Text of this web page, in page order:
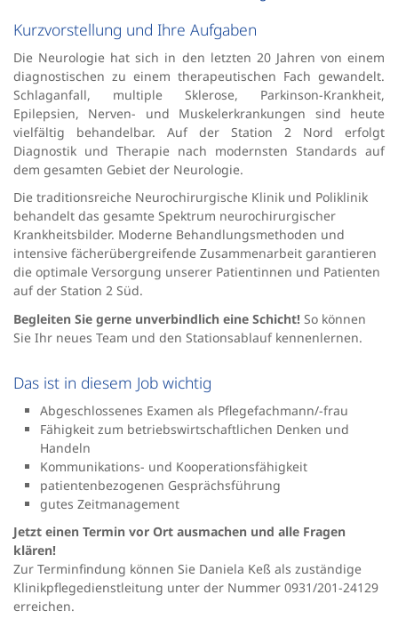
Kurzvorstellung und Ihre Aufgaben
Die Neurologie hat sich in den letzten 20 Jahren von einem
diagnostischen zu einem therapeutischen Fach gewandelt.
Schlaganfall, multiple Sklerose, Parkinson-Krankheit,
Epilepsien, Nerven- und Muskelerkrankungen sind heute
vielfältig behandelbar. Auf der Station 2 Nord erfolgt
Diagnostik und Therapie nach modernsten Standards auf
dem gesamten Gebiet der Neurologie.
Die traditionsreiche Neurochirurgische Klinik und Poliklinik
behandelt das gesamte Spektrum neurochirurgischer
Krankheitsbilder. Moderne Behandlungsmethoden und
intensive fächerübergreifende Zusammenarbeit garantieren
die optimale Versorgung unserer Patientinnen und Patienten
auf der Station 2 Süd.
Begleiten Sie gerne unverbindlich eine Schicht! So können
Sie Ihr neues Team und den Stationsablauf kennenlernen.
Das ist in diesem Job wichtig
Abgeschlossenes Examen als Pflegefachmann/-frau
Fähigkeit zum betriebswirtschaftlichen Denken und
Handeln
Kommunikations- und Kooperationsfähigkeit
patientenbezogenen Gesprächsführung
gutes Zeitmanagement
Jetzt einen Termin vor Ort ausmachen und alle Fragen
klären!
Zur Terminfindung können Sie Daniela Keß als zuständige
Klinikpflegedienstleitung unter der Nummer 0931/201-24129
erreichen.